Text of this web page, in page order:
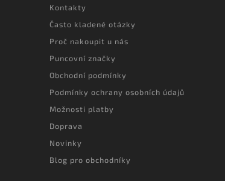
Kontakty
Často kladené otázky
Proč nakoupit u nás
Puncovní značky
Obchodní podmínky
Podmínky ochrany osobních údajů
Možnosti platby
Doprava
Novinky
Blog pro obchodníky